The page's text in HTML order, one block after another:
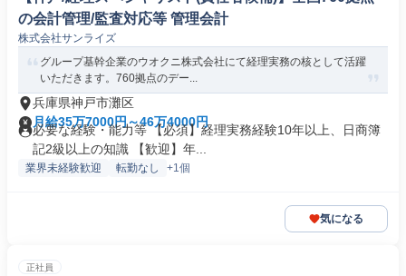
の会計管理/監査対応等 管理会計
株式会社サンライズ
グループ基幹企業のウオクニ株式会社にて経理実務の核として活躍
いただきます。760拠点のデー...
兵庫県神戸市灘区
月給35万7000円～46万4000円
必要な経験・能力等 【必須】経理実務経験10年以上、日商簿
記2級以上の知識 【歓迎】年...
業界未経験歓迎 転勤なし +1個
気になる
正社員